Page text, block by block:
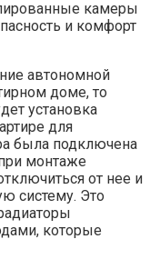
камеры
и комфорт
автономной
доме, то
установка
для
была подключена
монтаже
от нее и
систему. Это
которые